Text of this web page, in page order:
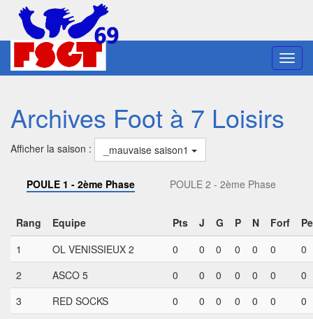
Archives Foot à 7 Loisirs
Afficher la saison : _mauvaise saison1
POULE 1 - 2ème Phase POULE 2 - 2ème Phase
Rang Equipe Pts J G P N Forf
1
OL VENISSIEUX 2 0 0 0 0 0 0
0
2
ASCO 5 0 0 0 0 0 0
0
3
RED SOCKS 0 0 0 0 0 0
0